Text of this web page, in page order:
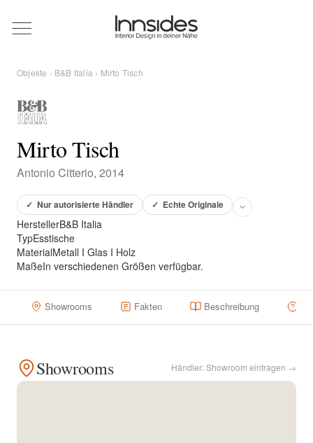
Magazin
Showrooms
Objekte
Über uns
Für Händler
Objekte › B&B Italia › Mirto Tisch
Mirto Tisch
Antonio Citterio, 2014
✓ Nur autorisierte Händler ✓ Echte Originale
HerstellerB&B Italia
TypEsstische
MaterialMetall I Glas I Holz
MaßeIn verschiedenen Größen verfügbar.
Showrooms Fakten Beschreibung
Showrooms Händler: Showroom eintragen →